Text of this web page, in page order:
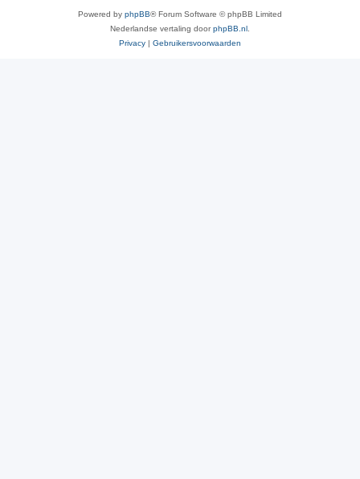
Powered by phpBB® Forum Software © phpBB Limited
Nederlandse vertaling doorphpBB.nl
Privacy | Gebruikersvoorwaarden